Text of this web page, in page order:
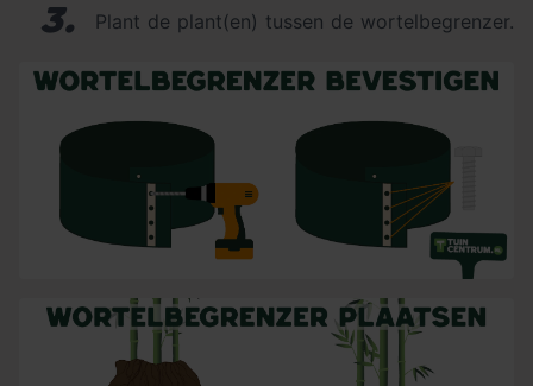
3. Plant de plant(en) tussen de wortelbegrenzer.